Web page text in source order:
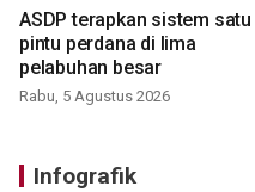
ASDP terapkan sistem satu
pintu perdana di lima
pelabuhan besar
Rabu, 5 Agustus 2026
Infografik